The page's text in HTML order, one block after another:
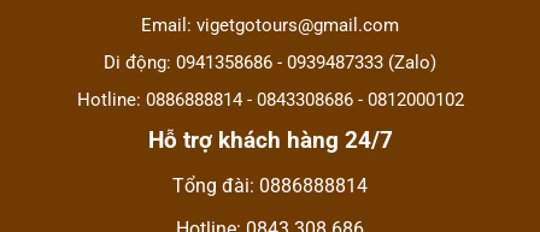
Email: vigetgotours@gmail.com
Di động: 0941358686 - 0939487333 (Zalo)
Hotline: 0886888814 - 0843308686 - 0812000102
Hỗ trợ khách hàng 24/7
Tổng đài: 0886888814